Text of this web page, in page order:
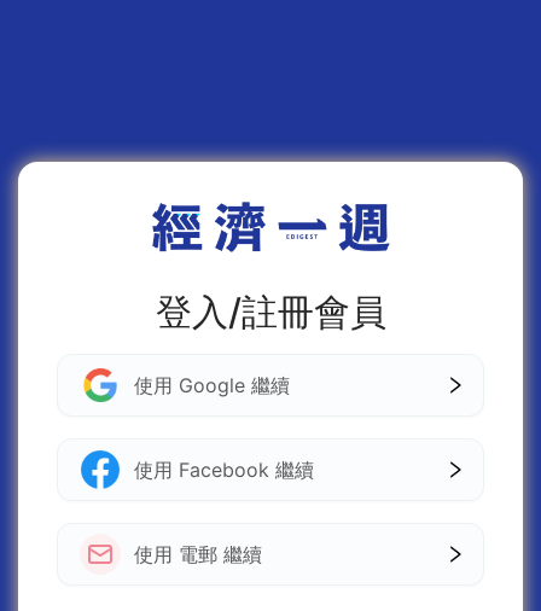
登入/註冊會員
使用 Google 繼續
使用 Facebook 繼續
使用 電郵 繼續